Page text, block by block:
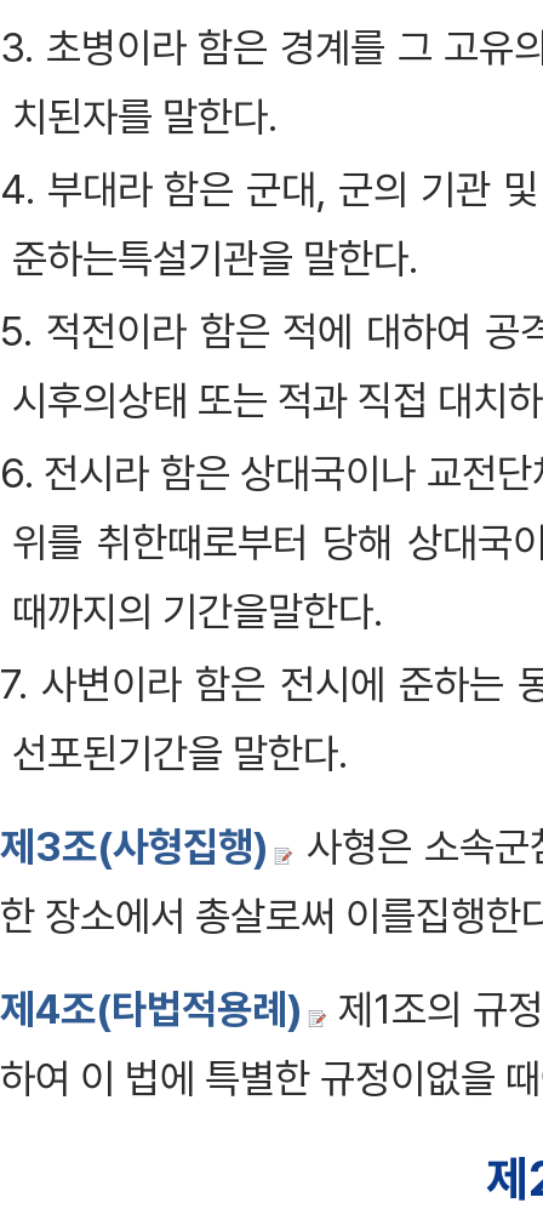
3. 초병이라 함은 경계를 그 고유
치된자를 말한다.
4. 부대라 함은 군대, 군의 기관
준하는특설기관을 말한다.
5. 적전이라 함은 적에 대하여 공
시후의상태 또는 적과 직접 대치
6. 전시라 함은 상대국이나 교전
위를 취한때로부터 당해 상대국
때까지의 기간을말한다.
7. 사변이라 함은 전시에 준하는
선포된기간을 말한다.
제3조(사형집행)
사형은 소속
한 장소에서 총살로써 이를집행
제4조(타법적용례)
제1조의 규
하여 이 법에 특별한 규정이없을
제